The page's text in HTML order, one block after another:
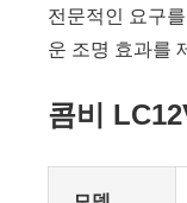
전문적인 요구
운 조명 효과를
콤비